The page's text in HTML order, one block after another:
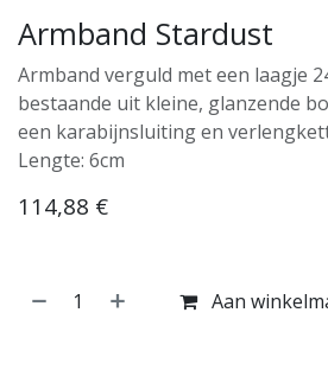
Armband Stardust
Armband verguld met een laagje
bestaande uit kleine, glanzende
een karabijnsluiting en
Lengte: 6cm
114,88 €
Aan